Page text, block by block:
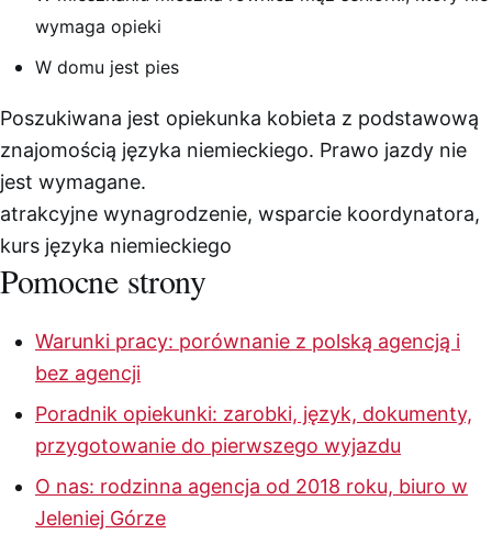
wymaga opieki
W domu jest pies
Poszukiwana jest opiekunka kobieta z podstawową
znajomością języka niemieckiego. Prawo jazdy nie
jest wymagane.
atrakcyjne wynagrodzenie, wsparcie koordynatora,
kurs języka niemieckiego
Pomocne strony
Warunki pracy: porównanie z polską agencją i
bez agencji
Poradnik opiekunki: zarobki, język, dokumenty,
przygotowanie do pierwszego wyjazdu
O nas: rodzinna agencja od 2018 roku, biuro w
Jeleniej Górze